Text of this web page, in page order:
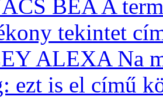
BEA A
tekintet
ALEXA Na
ezt is el című